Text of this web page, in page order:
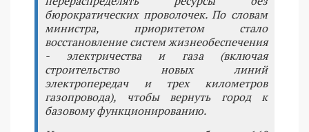
бюрократических проволочек. По словам
министра, приоритетом стало
восстановление систем жизнеобеспечения
- электричества и газа (включая
строительство новых линий
электропередач и трех километров
газопровода), чтобы вернуть город к
базовому функционированию.